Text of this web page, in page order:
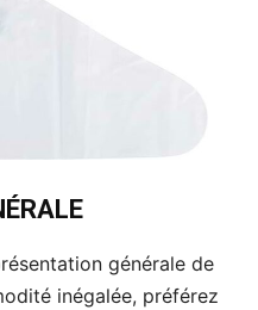
générale de
inégalée, préférez